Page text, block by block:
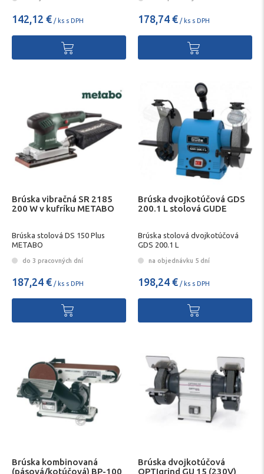
142,12 € / ks s DPH 178,74 € / ks s DPH
Brúska vibračná SR 2185
200 W v kufríku METABO
Brúska stolová DS 150 Plus
METABO
do 3 pracovných dní
187,24 € / ks s DPH
Brúska dvojkotúčová GDS
200.1 L stolová GUDE
Brúska stolová dvojkotúčová
GDS 200.1 L
na objednávku 5 dní
198,24 € / ks s DPH
Brúska kombinovaná
(pásová/kotúčová) BP-100
Brúska dvojkotúčová
OPTIgrind GU 15 (230V)